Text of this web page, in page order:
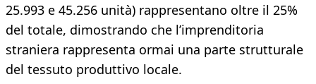
25.993 e 45.256 unità) rappresentano oltre il 25%
del totale, dimostrando che l’imprenditoria
straniera rappresenta ormai una parte strutturale
del tessuto produttivo locale.